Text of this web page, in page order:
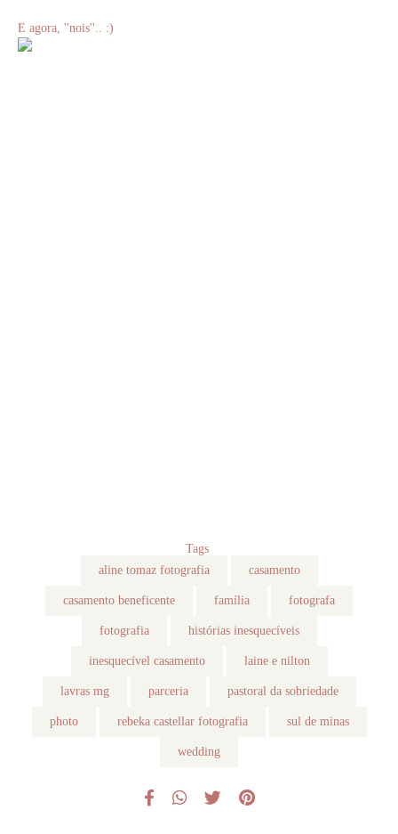
E agora, ''nois''.. :)
Tags
aline tomaz fotografia
casamento
casamento beneficente família fotografa
fotografia histórias inesquecíveis
inesquecível casamento laine e nilton
lavras mg parceria pastoral da sobriedade
photo rebeka castellar fotografia sul de minas
wedding